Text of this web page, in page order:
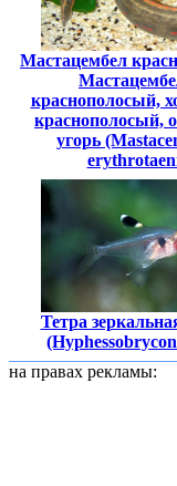
Мастацембел
краснополосый,
краснополосый,
угорь
Тетра
на правах рекламы: